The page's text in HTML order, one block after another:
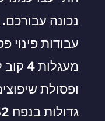
נכונה
עבודות פינוי
ופסולת